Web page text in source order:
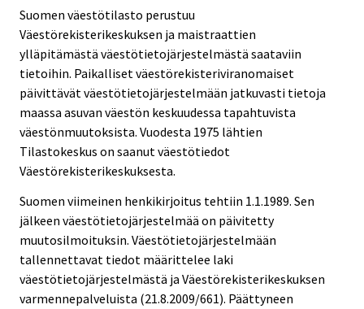
Suomen väestötilasto perustuu
Väestörekisterikeskuksen ja maistraattien
ylläpitämästä väestötietojärjestelmästä saataviin
tietoihin. Paikalliset väestörekisteriviranomaiset
päivittävät väestötietojärjestelmään jatkuvasti tietoja
maassa asuvan väestön keskuudessa tapahtuvista
väestönmuutoksista. Vuodesta 1975 lähtien
Tilastokeskus on saanut väestötiedot
Väestörekisterikeskuksesta.
Suomen viimeinen henkikirjoitus tehtiin 1.1.1989. Sen
jälkeen väestötietojärjestelmää on päivitetty
muutosilmoituksin. Väestötietojärjestelmään
tallennettavat tiedot määrittelee laki
väestötietojärjestelmästä ja Väestörekisterikeskuksen
varmennepalveluista (21.8.2009/661). Päättyneen